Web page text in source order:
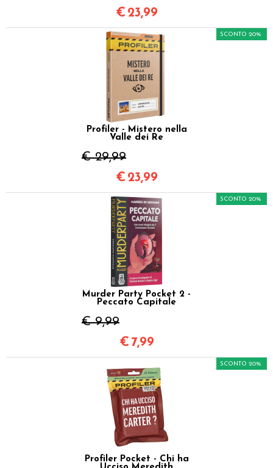
€ 23,99
Profiler - Mistero nella
Valle dei Re
€ 29,99
SCONTO 20%
€ 23,99
Murder Party Pocket 2 -
Peccato Capitale
€ 9,99
SCONTO 20%
€ 7,99
Profiler Pocket - Chi ha
SCONTO 20%